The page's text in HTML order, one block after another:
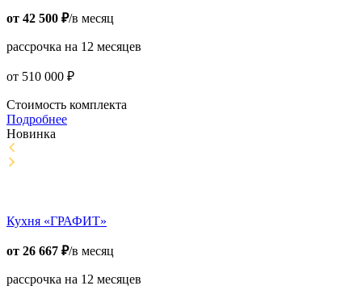
от 42 500 ₽/в месяц
рассрочка на 12 месяцев
от 510 000 ₽
Стоимость комплекта
Подробнее
Новинка
Кухня «ГРАФИТ»
от 26 667 ₽/в месяц
рассрочка на 12 месяцев